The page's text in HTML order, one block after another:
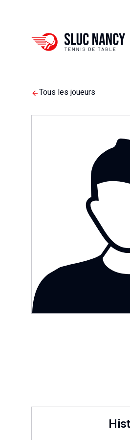
Tous les joueurs